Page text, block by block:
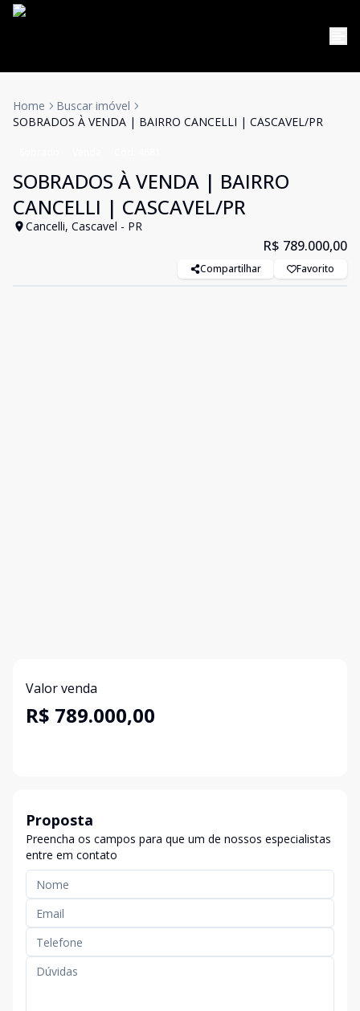
Home
Buscar imóvel
SOBRADOS À VENDA | BAIRRO CANCELLI | CASCAVEL/PR
SOBRADOS À VENDA | BAIRRO
CANCELLI | CASCAVEL/PR
Cancelli, Cascavel - PR
R$ 789.000,00
Compartilhar Favorito
Valor venda
R$ 789.000,00
Proposta
Preencha os campos para que um de nossos especialistas
entre em contato